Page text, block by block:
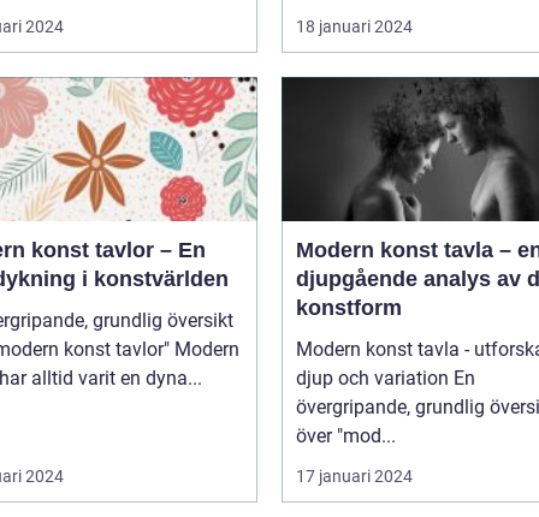
2024 18 januari 2024
konst tavlor – En
i konstvärlden
grundlig översikt
konst tavlor" Modern
alltid varit en dyna...
2024
Modern konst tavla –
djupgående analys av
konstform
Modern konst tavla -
djup och variation En
övergripande, grundlig
över "mod...
17 januari 2024